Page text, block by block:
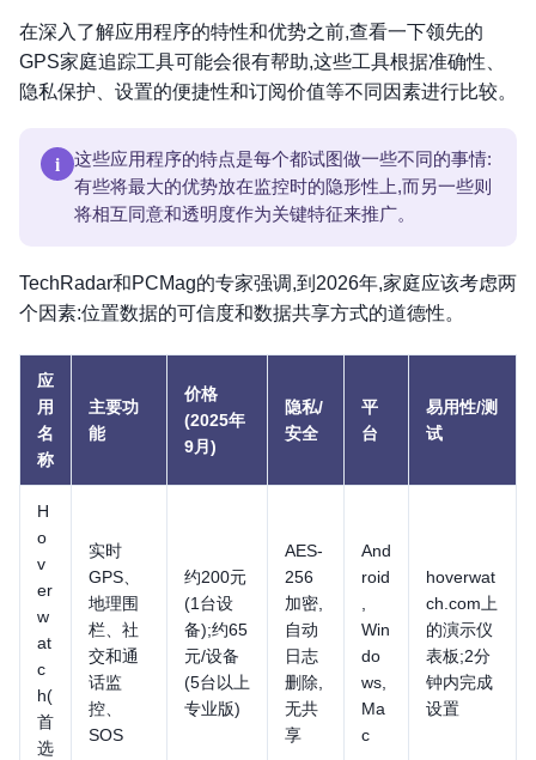
在深入了解应用程序的特性和优势之前,查看一下领先的
GPS家庭追踪工具可能会很有帮助,这些工具根据准确性、
隐私保护、设置的便捷性和订阅价值等不同因素进行比较。
i
这些应用程序的特点是每个都试图做一些不同的事情:
有些将最大的优势放在监控时的隐形性上,而另一些则
将相互同意和透明度作为关键特征来推广。
TechRadar和PCMag的专家强调,到2026年,家庭应该考虑两
个因素:位置数据的可信度和数据共享方式的道德性。
应
用
名
称
主要功
能
价格
(2025年
9月)
隐私/
安全
平
台
易用性/测
试
H
o
v
er
w
at
c
h(
首
选
实时
GPS、
地理围
栏、社
交和通
话监
控、
SOS
约200元
(1台设
备);约65
元/设备
(5台以上
专业版)
AES-
256
加密,
自动
日志
删除,
无共
享
And
roid
Win
do
ws,
Ma
c
hoverwat
ch.com上
的演示仪
表板;2分
钟内完成
设置